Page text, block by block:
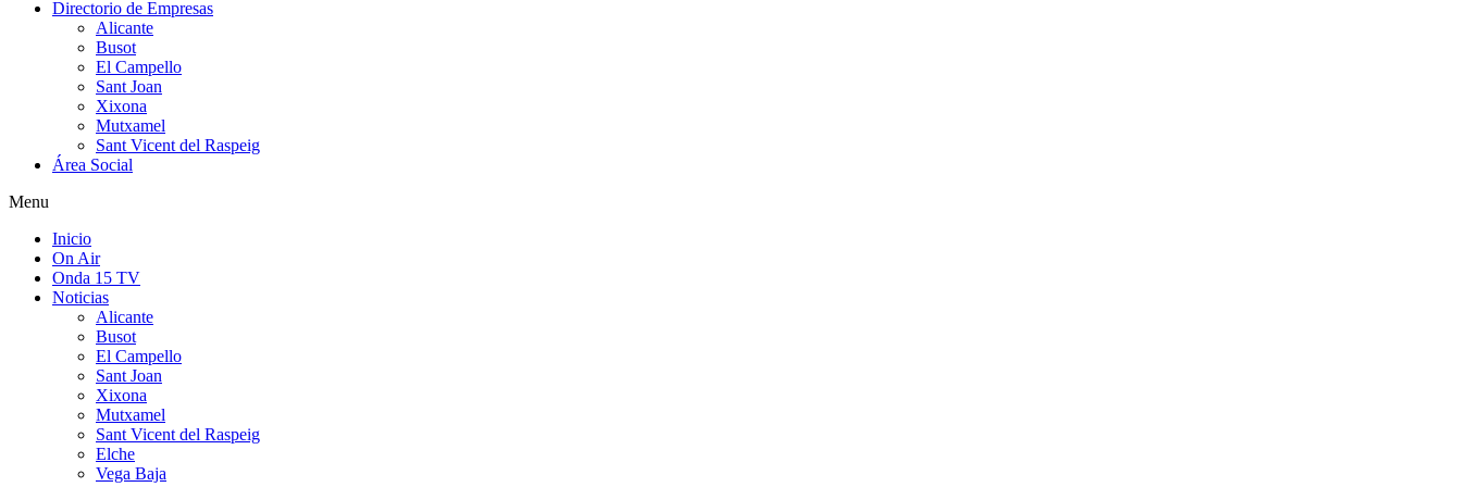
Directorio de Empresas
Alicante
Busot
El Campello
Sant Joan
Xixona
Mutxamel
Sant Vicent del Raspeig
Área Social
Menu
Inicio
On Air
Onda 15 TV
Noticias
Alicante
Busot
El Campello
Sant Joan
Xixona
Mutxamel
Sant Vicent del Raspeig
Elche
Vega Baja